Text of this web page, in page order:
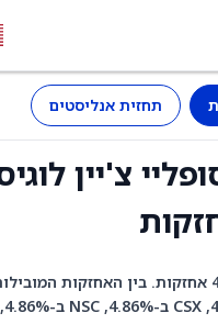
תחזית אנליסטים
צ'יין